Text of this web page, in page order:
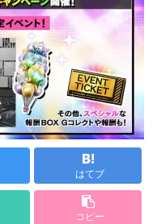
はてブ
コピー